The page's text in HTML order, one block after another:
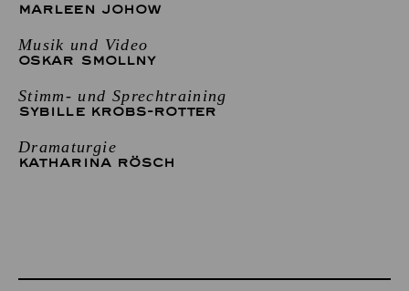
MARLEEN JOHOW
Musik und Video
OSKAR SMOLLNY
Stimm- und Sprechtraining
SYBILLE KROBS-ROTTER
Dramaturgie
KATHARINA RÖSCH